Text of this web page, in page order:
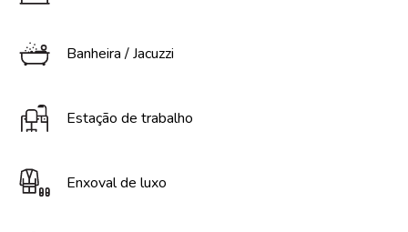
Banheira / Jacuzzi
Estação de trabalho
Enxoval de luxo